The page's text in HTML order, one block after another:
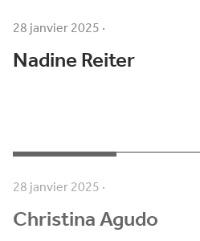
28 janvier 2025·
Nadine Reiter
28 janvier 2025·
Christina Agudo